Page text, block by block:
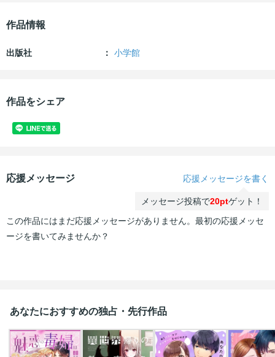
作品情報
出版社 小学館
作品をシェア
応援メッセージ 応援メッセージを書く
メッセージ投稿で20ptゲット！
この作品にはまだ応援メッセージがありません。最初の応援メッセ
ージを書いてみませんか？
あなたにおすすめの独占・先行作品